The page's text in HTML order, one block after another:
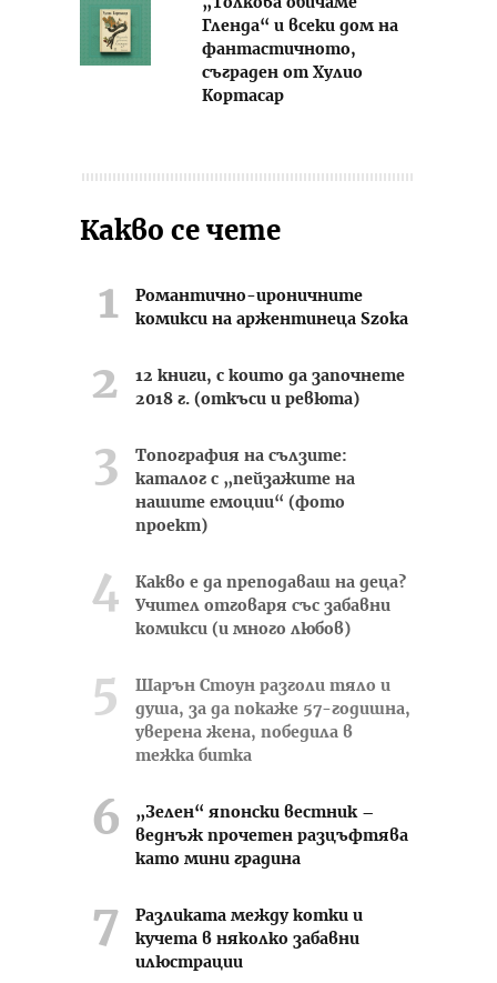
„Толкова обичаме
Гленда“ и всеки дом на
фантастичното,
съграден от Хулио
Кортасар
Какво се чете
Романтично-ироничните
комикси на аржентинеца Szoka
12 книги, с които да започнете
2018 г. (откъси и ревюта)
Топография на сълзите:
каталог с „пейзажите на
нашите емоции“ (фото
проект)
Какво е да преподаваш на деца?
Учител отговаря със забавни
комикси (и много любов)
Шарън Стоун разголи тяло и
душа, за да покаже 57-годишна,
уверена жена, победила в
тежка битка
„Зелен“ японски вестник –
веднъж прочетен разцъфтява
като мини градина
Разликата между котки и
кучета в няколко забавни
илюстрации